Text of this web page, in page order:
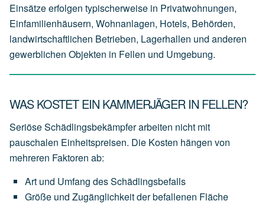
Einsätze erfolgen typischerweise in Privatwohnungen,
Einfamilienhäusern, Wohnanlagen, Hotels, Behörden,
landwirtschaftlichen Betrieben, Lagerhallen und anderen
gewerblichen Objekten in Fellen und Umgebung.
WAS KOSTET EIN KAMMERJÄGER IN FELLEN?
Seriöse Schädlingsbekämpfer arbeiten nicht mit
pauschalen Einheitspreisen. Die Kosten hängen von
mehreren Faktoren ab:
Art und Umfang desSchädlingsbefalls
Größe und Zugänglichkeitderbefallenen Fläche